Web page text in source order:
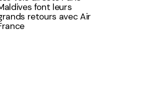
font leurs
retours avec Air